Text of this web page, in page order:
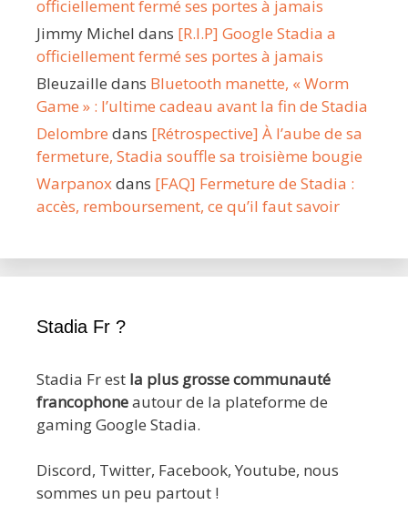
officiellement fermé ses portes à jamais
Jimmy Michel dans [R.I.P] Google Stadia a
officiellement fermé ses portes à jamais
Bleuzaille dans Bluetooth manette, « Worm
Game » : l’ultime cadeau avant la fin de Stadia
Delombre dans [Rétrospective] À l’aube de sa
fermeture, Stadia souffle sa troisième bougie
Warpanox dans [FAQ] Fermeture de Stadia :
accès, remboursement, ce qu’il faut savoir
Stadia Fr ?
Stadia Fr est la plus grosse communauté
francophoneautour de la plateforme de
gaming Google Stadia.
Discord, Twitter, Facebook, Youtube, nous
sommes un peu partout !